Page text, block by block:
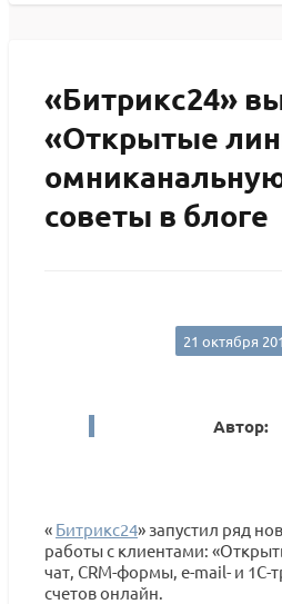
«Битрикс24»
«Открытые
советы в блоге
21 октября
Автор:
« Битрикс24» запустил ряд
работы с клиентами:
чат, CRM-формы, e-mail- и 1С-
счетов онлайн.